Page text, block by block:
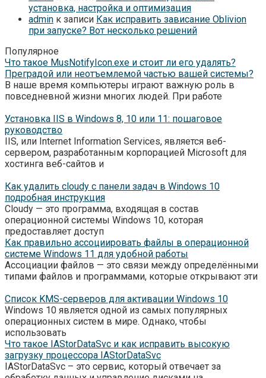
установка, настройка и оптимизация
admin к записи Как исправить зависание Oblivion
при запуске? Вот несколько решений
Популярное
Что такое MusNotifyIcon.exe и стоит ли его удалять?
Преградой или неотъемлемой частью вашей системы?
В наше время компьютеры играют важную роль в
повседневной жизни многих людей. При работе
Установка IIS в Windows 8, 10 или 11: пошаговое
руководство
IIS, или Internet Information Services, является веб-
сервером, разработанным корпорацией Microsoft для
хостинга веб-сайтов и
Как удалить cloudy с панели задач в Windows 10
подробная инструкция
Cloudy — это программа, входящая в состав
операционной системы Windows 10, которая
предоставляет доступ
Как правильно ассоциировать файлы в операционной
системе Windows 11 для удобной работы
Ассоциации файлов — это связи между определёнными
типами файлов и программами, которые открывают эти
Список KMS-серверов для активации Windows 10
Windows 10 является одной из самых популярных
операционных систем в мире. Однако, чтобы
использовать
Что такое IAStorDataSvc и как исправить высокую
загрузку процессора IAStorDataSvc
IAStorDataSvc – это сервис, который отвечает за